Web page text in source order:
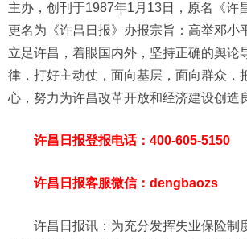
主办，创刊于1987年1月13日，原名《许
更名为《许昌日报》办报宗旨：高举邓小
立足许昌，着眼国内外，坚持正确的舆论
律，打好主动仗，面向基层，面向群众，
心，努力为许昌改革开放和经济建设创造
许昌日报登报电话：400-605-5150
许昌日报客服微信：dengbaozs
许昌日报讯：为充分发挥失业保险制